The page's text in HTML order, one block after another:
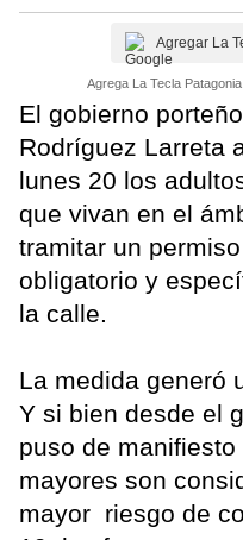
Agregar La
Agrega La Tecla
El gobierno
Rodríguez Larreta
lunes 20 los
que vivan en el
tramitar un
obligatorio y
la calle.
La medida generó
Y si bien desde el
puso de
mayores son
mayor riesgo de